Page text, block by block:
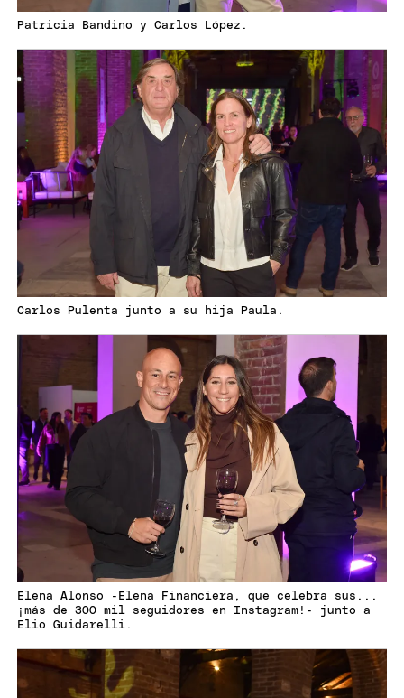
Patricia Bandino y Carlos López.
Carlos Pulenta junto a su hija Paula.
Elena Alonso -Elena Financiera, que celebra sus...
¡más de 300 mil seguidores en Instagram!- junto a
Elio Guidarelli.